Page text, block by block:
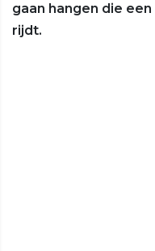
gaan hangen die
rijdt.